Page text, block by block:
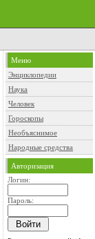
Меню
Энциклопедии
Наука
Человек
Гороскопы
Необъяснимое
Народные средства
Авторизация
Логин:
Пароль: